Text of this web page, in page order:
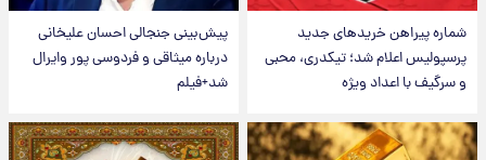
شماره پیراهن خریدهای جدید
پرسپولیس اعلام شد؛ تیکدری، محبی
و سرگیف با اعداد ویژه
پیش‌بینی جنجالی احسان علیخانی
درباره میثاقی و فردوسی پور وایرال
شد+فیلم